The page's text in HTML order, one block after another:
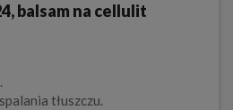
balsam na cellulit
tłuszczu.